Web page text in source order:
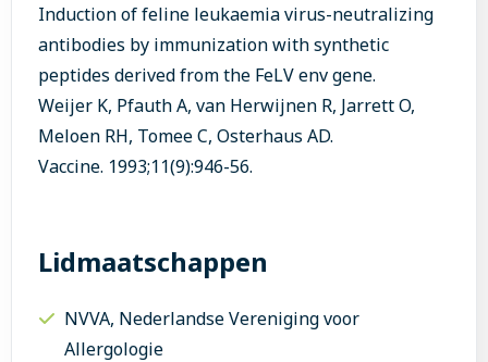
Induction of feline leukaemia virus-neutralizing
antibodies by immunization with synthetic
peptides derived from the FeLV env gene.
Weijer K, Pfauth A, van Herwijnen R, Jarrett O,
Meloen RH, Tomee C, Osterhaus AD.
Vaccine. 1993;11(9):946-56.
Lidmaatschappen
NVVA, Nederlandse Vereniging voor
Allergologie